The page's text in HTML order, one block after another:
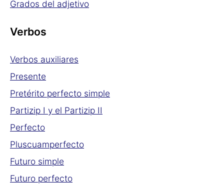
Grados del adjetivo
Verbos
Verbos auxiliares
Presente
Pretérito perfecto simple
Partizip I y el Partizip II
Perfecto
Pluscuamperfecto
Futuro simple
Futuro perfecto